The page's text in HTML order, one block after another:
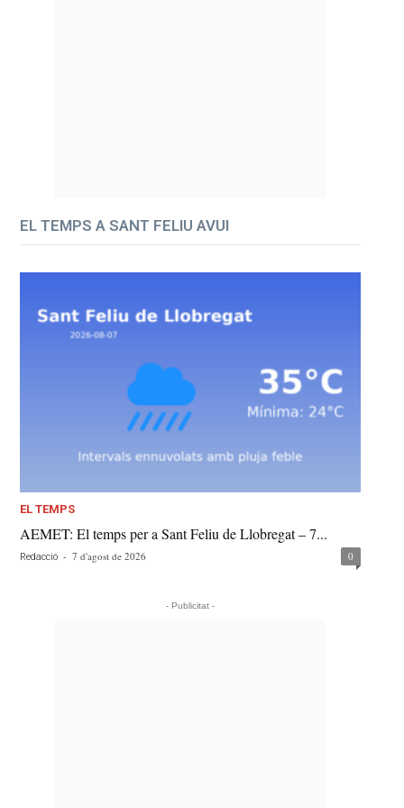
EL TEMPS A SANT FELIU AVUI
EL TEMPS
AEMET: El temps per a Sant Feliu de Llobregat – 7...
Redacció - 7 d'agost de 2026 0
- Publicitat -